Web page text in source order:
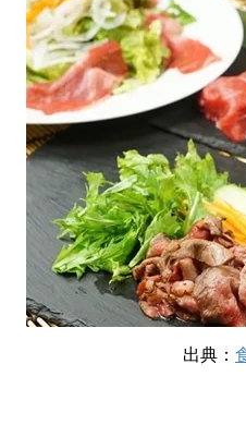
出典：